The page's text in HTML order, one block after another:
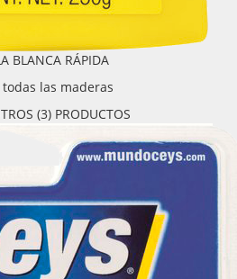
BLANCA RÁPIDA
todas las maderas
(3) PRODUCTOS